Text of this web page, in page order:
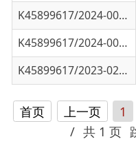
首页 上一页 1
/ 共 1 页 跳转
主办：新疆乌恰县人民政
政府网站标识码：
地 址：新疆克州乌恰县光